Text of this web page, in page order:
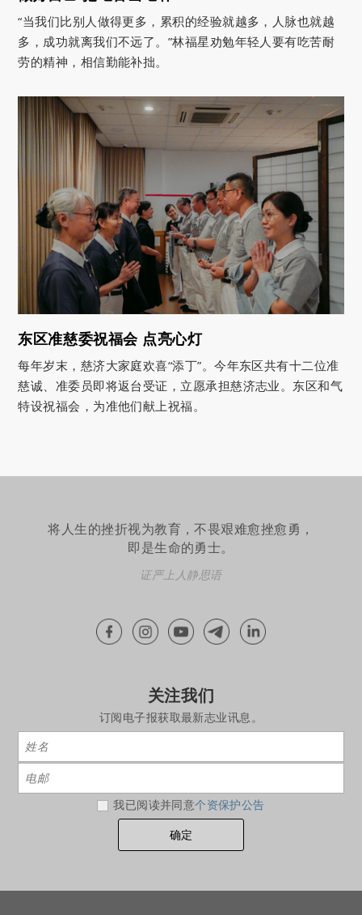
“当我们比别人做得更多，累积的经验就越多，人脉也就越
多，成功就离我们不远了。”林福星劝勉年轻人要有吃苦耐
劳的精神，相信勤能补拙。
东区准慈委祝福会 点亮心灯
每年岁末，慈济大家庭欢喜“添丁”。今年东区共有十二位准
慈诚、准委员即将返台受证，立愿承担慈济志业。东区和气
特设祝福会，为准他们献上祝福。
将人生的挫折视为教育，不畏艰难愈挫愈勇，
即是生命的勇士。
证严上人静思语
关注我们
订阅电子报获取最新志业讯息。
我已阅读并同意个资保护公告